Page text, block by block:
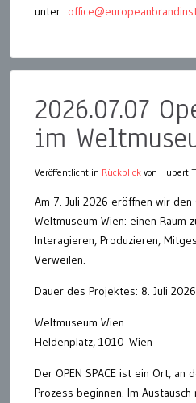
unter:
2026.07.07
im
Veröffentlicht in Rückblick von Hubert
Am 7. Juli 2026 eröffnen wir den
Weltmuseum Wien: einen Raum
Interagieren, Produzieren,
Verweilen.
Dauer des Projektes: 8. Juli
Weltmuseum Wien
Heldenplatz, 1010 Wien
Der OPEN SPACE ist ein Ort, an
Prozess beginnen. Im